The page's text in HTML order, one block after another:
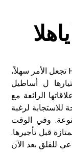
عندما تحتاج إلى وسيلة نقل، فإن Hala Drive تجعل الأمر سهلاً،
ل أساطيل
الرائعة مع
للاستجابة لرغبة
وفي الوقت
قبل تأجيرها.
للقلق بعد الآن